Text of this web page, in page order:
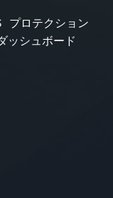
プロテクション
ッシュボード